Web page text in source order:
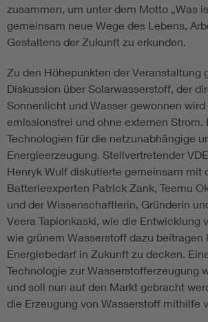
zusammen, um unter dem Motto „Was
gemeinsam neue Wege des Lebens,
Gestaltens der Zukunft zu erkunden.
Zu den Höhepunkten der Veranstaltung
Diskussion über Solarwasserstoff, der
Sonnenlicht und Wasser gewonnen wird
emissionsfrei und ohne externen Strom.
Technologien für die netzunabhängige
Energieerzeugung. Stellvertretender
Henryk Wulf diskutierte gemeinsam mit
Batterieexperten Patrick Zank, Teemu
und der Wissenschaftlerin, Gründerin
Veera Tapionkaski, wie die Entwicklung
wie grünem Wasserstoff dazu beitragen
Energiebedarf in Zukunft zu decken.
Technologie zur Wasserstofferzeugung
und soll nun auf den Markt gebracht
die Erzeugung von Wasserstoff mithilfe